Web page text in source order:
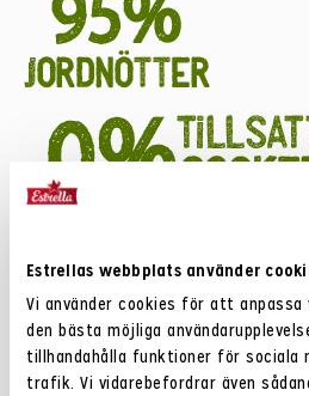
Estrellas webbplats använder
Vi använder cookies för att anpassa
den bästa möjliga
tillhandahålla funktioner för sociala
trafik. Vi vidarebefordrar även
Innehållet i produkten kan skilja sig
innehållsförteckningen på vår
står på förpackningen gäller alltid.